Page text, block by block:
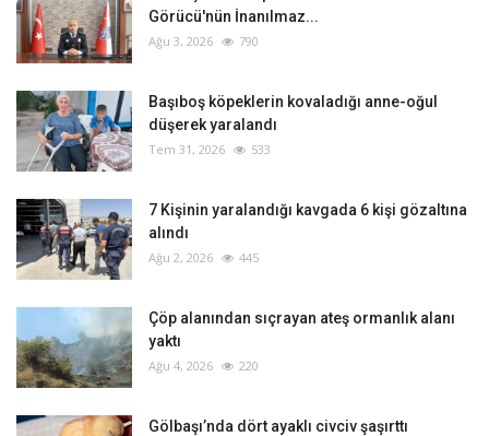
Görücü'nün İnanılmaz...
Ağu 3, 2026 790
Başıboş köpeklerin kovaladığı anne-oğul
düşerek yaralandı
Tem 31, 2026 533
‎7 Kişinin yaralandığı kavgada 6 kişi gözaltına
alındı
Ağu 2, 2026 445
Çöp alanından sıçrayan ateş ormanlık alanı
yaktı
Ağu 4, 2026 220
Gölbaşı’nda dört ayaklı civciv şaşırttı